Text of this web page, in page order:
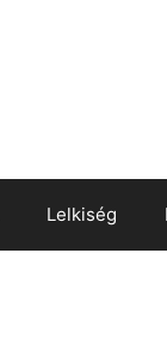
Lelkiség